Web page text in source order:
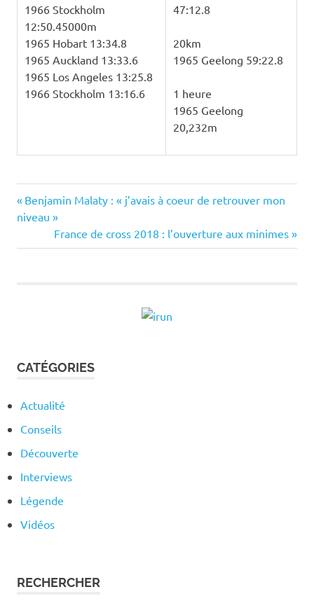
1966 Stockholm
12:50.45000m
1965 Hobart 13:34.8
1965 Auckland 13:33.6
1965 Los Angeles 13:25.8
1966 Stockholm 13:16.6
47:12.8
20km
1965 Geelong 59:22.8
1 heure
1965 Geelong
20,232m
Navigation
Previous
Post:
Benjamin Malaty : « j’avais à coeur de retrouver mon
niveau »
Next
Post:
France de cross 2018 : l’ouverture aux minimes
CATÉGORIES
Actualité
Conseils
Découverte
Interviews
Légende
Vidéos
RECHERCHER